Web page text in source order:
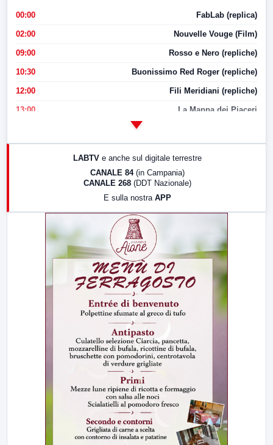
00:00 FabLab (replica)
02:00 Nouvelle Vouge (Film)
09:00 Rosso e Nero (repliche)
10:30 Buonissimo Red Roger (repliche)
12:00 Fili Meridiani (repliche)
13:00 La Mappa dei Piaceri
17:00 LabNews (replica)
LABTV e anche sul digitale terrestre
CANALE 84 (in Campania)
CANALE 268 (DDT Nazionale)
E sulla nostra APP